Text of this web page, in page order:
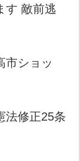
す 敵前逃
市ショッ
法修正25条